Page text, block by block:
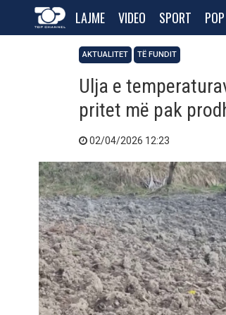
LAJME VIDEO SPORT
AKTUALITET TË FUNDIT
Ulja e
pritet më pak
02/04/2026 12:23